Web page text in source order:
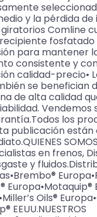
y la pérdida
giratorios Comline
fosfatado
para mantener
consistente y
calidad-precio•
se benefician
de alta calidad
Vendemos
los
publicación están
en frenos,
y
Europa•Motaquip®
Oils®
EEUU.NUESTROS